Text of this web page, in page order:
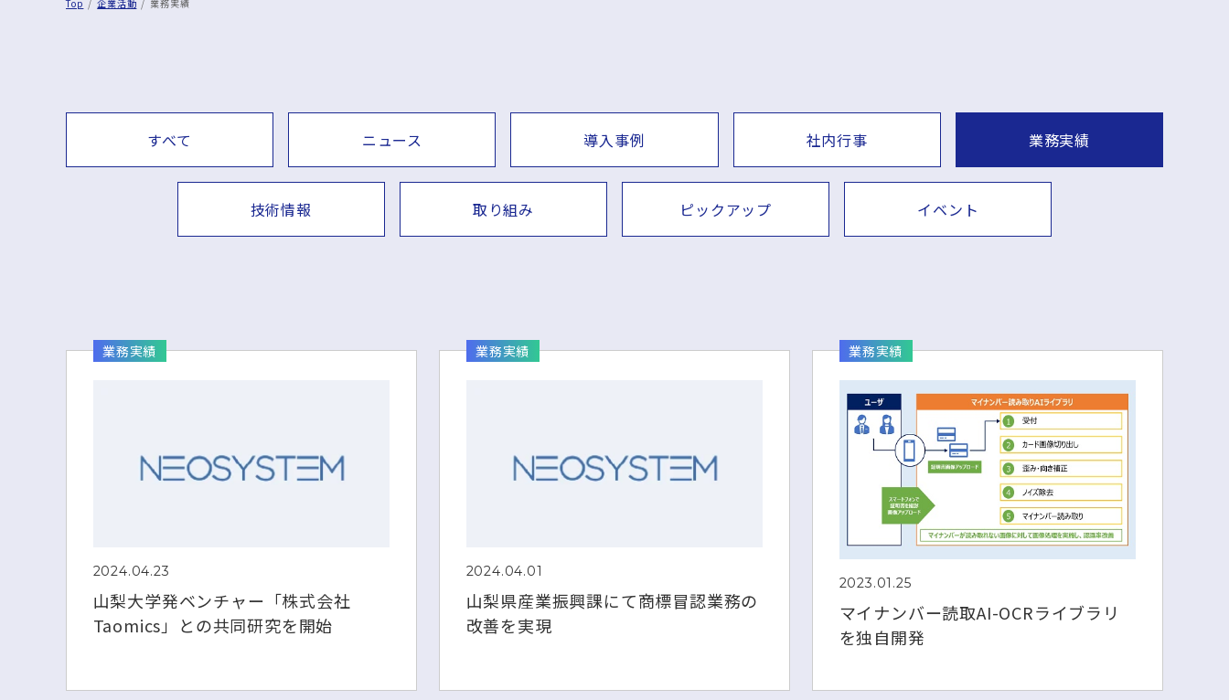
Top 企業活動 業務実績
すべて ニュース 導入事例 社内行事 業務実績
技術情報 取り組み ピックアップ イベント
業務実績
2024.04.23
山梨大学発ベンチャー「株式会社
Taomics」との共同研究を開始
業務実績
2024.04.01
山梨県産業振興課にて商標冒認業務の
改善を実現
業務実績
2023.01.25
マイナンバー読取AI-OCRライブラリ
を独自開発